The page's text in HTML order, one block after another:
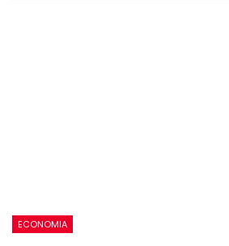
ECONOMIA